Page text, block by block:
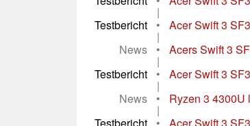
|
Testbericht
• Acer Swift 3
|
News
• Acers Swift 3
|
Testbericht
• Acer Swift 3
|
News
• Ryzen 3 4300U
|